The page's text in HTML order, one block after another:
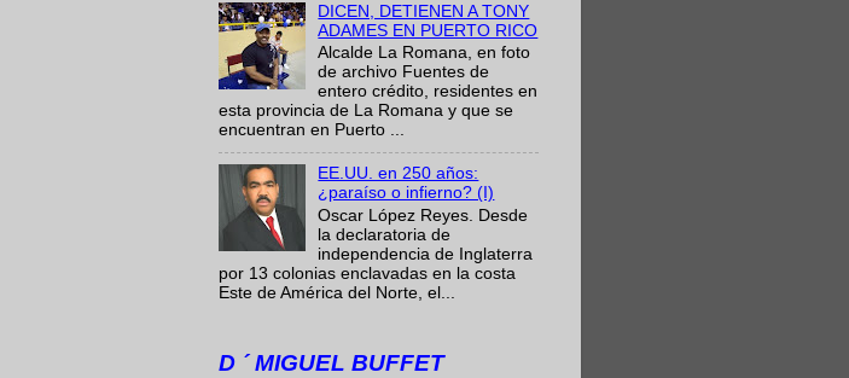
DICEN, DETIENEN A TONY
ADAMES EN PUERTO RICO
Alcalde La Romana, en foto
de archivo Fuentes de
entero crédito, residentes en
esta provincia de La Romana y que se
encuentran en Puerto ...
EE.UU. en 250 años:
¿paraíso o infierno? (I)
Oscar López Reyes. Desde
la declaratoria de
independencia de Inglaterra
por 13 colonias enclavadas en la costa
Este de América del Norte, el...
D ´ MIGUEL BUFFET